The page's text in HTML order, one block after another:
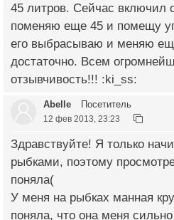
45 литров. Сейчас включил
поменяю еще 45 и помещу
его выбрасываю и меняю
достаточно. Всем
отзывчивость!!! :ki_ss:
Abelle Посетитель
12 фев 2013, 23:23
Здравствуйте! Я только
рыбками, поэтому
поняла(
У меня на рыбках манная
поняла, что она меня